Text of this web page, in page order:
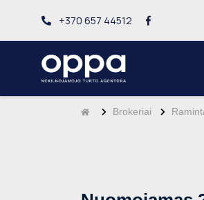
+370 657 44512
Brokeriai